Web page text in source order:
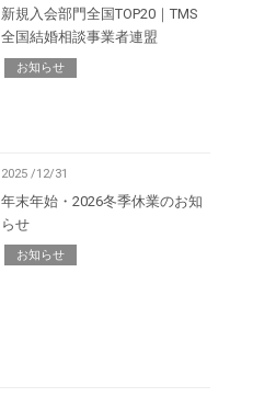
新規入会部門全国TOP20｜TMS
全国結婚相談事業者連盟
お知らせ
2025 /12/31
年末年始・2026冬季休業のお知
らせ
お知らせ